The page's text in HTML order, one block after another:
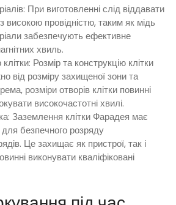
При виготовленні слід віддавати
високою провідністю, таким як мідь
забезпечують ефективне
хвиль.
Розмір та конструкцію клітки
від розміру захищеної зони та
розміри отворів клітки повинні
високочастотні хвилі.
Заземлення клітки Фарадея має
безпечного розряду
Це захищає як пристрої, так і
виконувати кваліфіковані